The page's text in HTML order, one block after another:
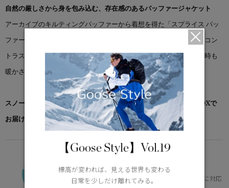
自然の厳しさから身を包み込む、存在感のあるパッファージャケット
アーカイブのキルティングパッファーから着想を得た「スプライス パッ
ファー」。リフレクティブストライプやコーデュロイの襟といったコン
トラストの効いたディテールに加え、豊富なポケットを備え、外出時も
暖かさと機能性を両立します。
スノーグース by カナダグース コレクション対象商品は、専用のBOXで
お届けいたします。
VERSATILE
0°C / -15°C
体の芯を冷やさず、快適。幅広いニーズに対応
【Goose Style】Vol.19
標高が変われば、見える世界も変わる
日常を少しだけ離れてみる。